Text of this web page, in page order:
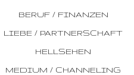
BERUF / FINANZEN
LIEBE / PARTNERSCHAFT
HELLSEHEN
MEDIUM / CHANNELING